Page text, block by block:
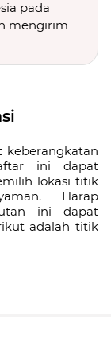
pada
mengirim
keberangkatan
ini dapat
lokasi titik
Harap
ini dapat
adalah titik